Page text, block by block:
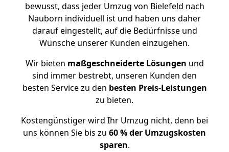
bewusst, dass jeder Umzug von Bielefeld nach
Nauborn individuell ist und haben uns daher
darauf eingestellt, auf die Bedürfnisse und
Wünsche unserer Kunden einzugehen.
Wir bieten maßgeschneiderte Lösungen und
sind immer bestrebt, unseren Kunden den
besten Service zu den besten Preis-Leistungen
zu bieten.
Kostengünstiger wird Ihr Umzug nicht, denn bei
uns können Sie bis zu 60 % der Umzugskosten
sparen.